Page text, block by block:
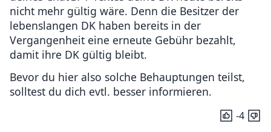
nicht mehr gültig wäre. Denn die Besitzer der
lebenslangen DK haben bereits in der
Vergangenheit eine erneute Gebühr bezahlt,
damit ihre DK gültig bleibt.
Bevor du hier also solche Behauptungen teilst,
solltest du dich evtl. besser informieren.
-4